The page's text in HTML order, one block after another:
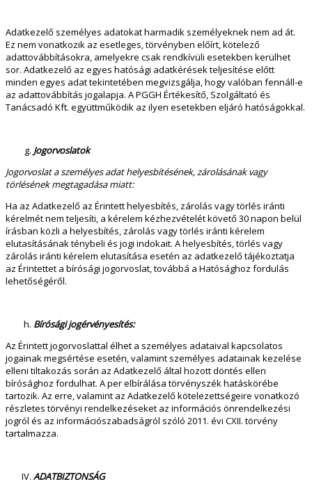
Adatkezelő személyes adatokat harmadik személyeknek nem ad át.
Ez nem vonatkozik az esetleges, törvényben előírt, kötelező
adattovábbításokra, amelyekre csak rendkívüli esetekben kerülhet
sor. Adatkezelő az egyes hatósági adatkérések teljesítése előtt
minden egyes adat tekintetében megvizsgálja, hogy valóban fennáll-e
az adattovábbítás jogalapja. A PGGH Értékesítő, Szolgáltató és
Tanácsadó Kft. együttműködik az ilyen esetekben eljáró hatóságokkal.
Jogorvoslatok
Jogorvoslat a személyes adat helyesbítésének, zárolásának vagy
törlésének megtagadása miatt:
Ha az Adatkezelő az Érintett helyesbítés, zárolás vagy törlés iránti
kérelmét nem teljesíti, a kérelem kézhezvételét követő 30 napon belül
írásban közli a helyesbítés, zárolás vagy törlés iránti kérelem
elutasításának ténybeli és jogi indokait. A helyesbítés, törlés vagy
zárolás iránti kérelem elutasítása esetén az adatkezelő tájékoztatja
az Érintettet a bírósági jogorvoslat, továbbá a Hatósághoz fordulás
lehetőségéről.
Bírósági jogérvényesítés:
Az Érintett jogorvoslattal élhet a személyes adataival kapcsolatos
jogainak megsértése esetén, valamint személyes adatainak kezelése
elleni tiltakozás során az Adatkezelő által hozott döntés ellen
bírósághoz fordulhat. A per elbírálása törvényszék hatáskörébe
tartozik. Az erre, valamint az Adatkezelő kötelezettségeire vonatkozó
részletes törvényi rendelkezéseket az információs önrendelkezési
jogról és az információszabadságról szóló 2011. évi CXII. törvény
tartalmazza.
ADATBIZTONSÁG